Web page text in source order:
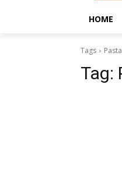
HOME
Tags
Tag: